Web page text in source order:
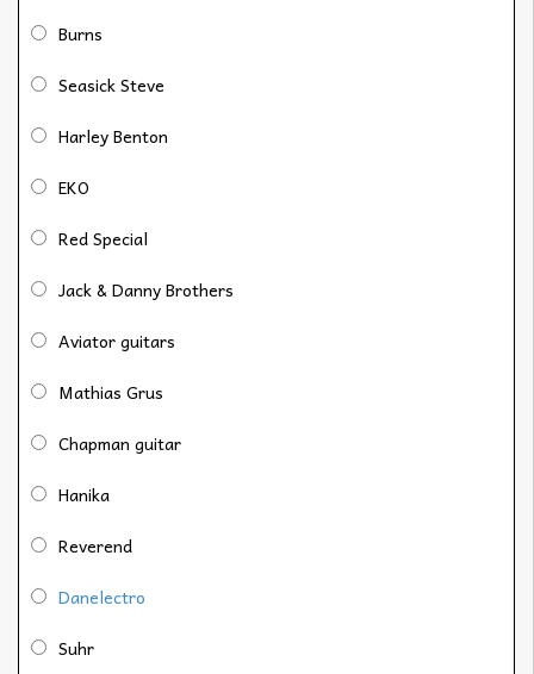
Burns
Seasick Steve
Harley Benton
EKO
Red Special
Jack & Danny Brothers
Aviator guitars
Mathias Grus
Chapman guitar
Hanika
Reverend
Danelectro
Suhr